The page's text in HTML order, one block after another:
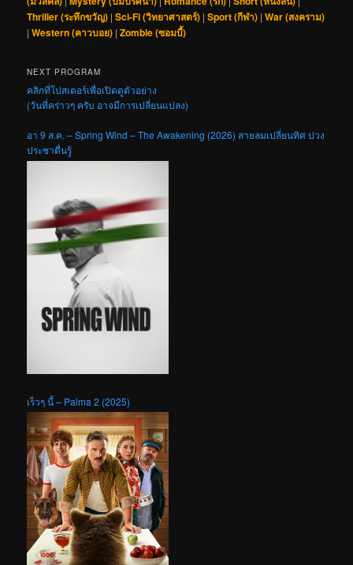
Thriller (ระทึกขวัญ) |Sci-Fi (วิทยาศาสตร์) |Sport (กีฬา) |War (สงคราม)
|Western (คาวบอย) |Zombie (ซอมบี้)
NEXT PROGRAM
คลิกที่โปสเตอร์เพื่อเปิดดูตัวอย่าง
(วันที่คร่าวๆ ครับ อาจมีการเปลี่ยนแปลง)
อา 9 ส.ค. – Spring Wind – The Awakening (2026) สายลมเปลี่ยนทิศ ปวง
ประชาตื่นรู้
เร็วๆ นี้ – Palma 2 (2025)